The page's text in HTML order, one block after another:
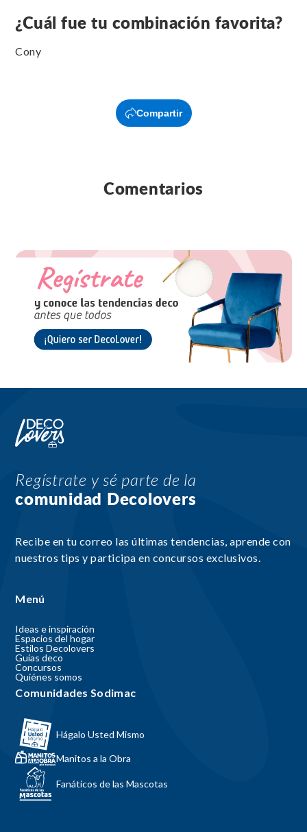
¿Cuál fue tu combinación favorita?
Cony
Compartir
Comentarios
Regístrate y sé parte de la
comunidad Decolovers
Recibe en tu correo las últimas tendencias, aprende con
nuestros tips y participa en concursos exclusivos.
Menú
Ideas e inspiración
Espacios del hogar
Estilos Decolovers
Guías deco
Concursos
Quiénes somos
Comunidades Sodimac
Hágalo Usted Mismo
Manitos a la Obra
Fanáticos de las Mascotas